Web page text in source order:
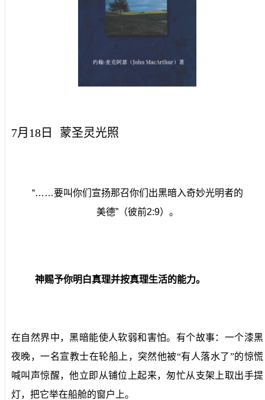
7月18日 蒙圣灵光照
“……要叫你们宣扬那召你们出黑暗入奇妙光明者的
美德”（彼前2:9）。
神赐予你明白真理并按真理生活的能力。
在自然界中，黑暗能使人软弱和害怕。有个故事：一个漆黑
夜晚，一名宣教士在轮船上，突然他被“有人落水了”的惊慌
喊叫声惊醒，他立即从铺位上起来，匆忙从支架上取出手提
灯，把它举在船舱的窗户上。